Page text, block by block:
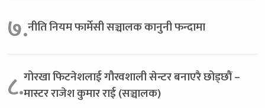
७.नीति नियम फार्मेसी सञ्चालक कानुनी फन्दामा
८.गोरखा फिटनेशलाई गौरवशाली सेन्टर बनाएरै छोड्छौं –
मास्टर राजेश कुमार राई (सञ्चालक)